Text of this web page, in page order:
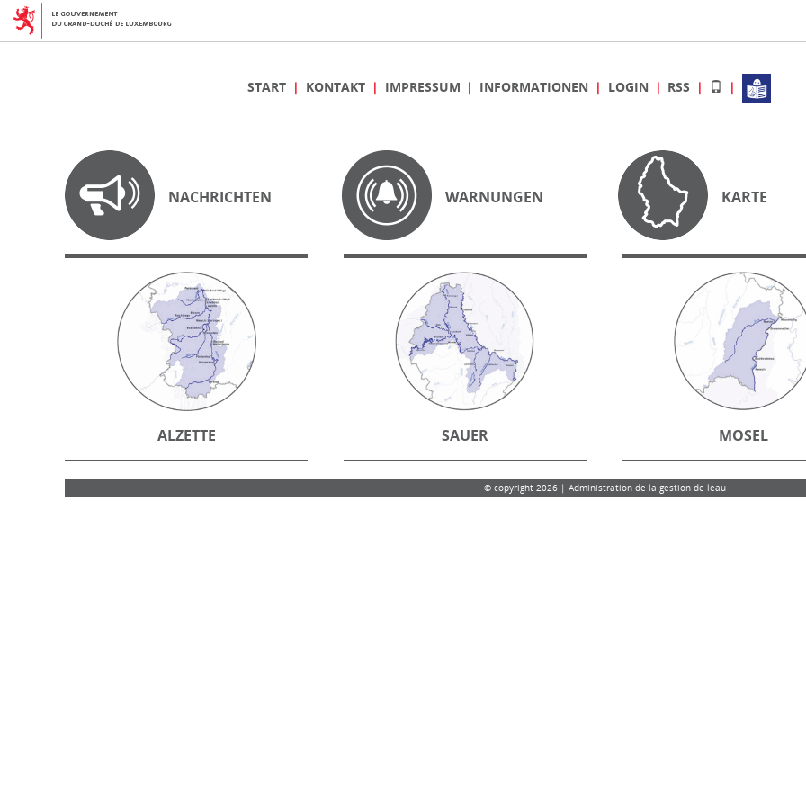
START KONTAKT IMPRESSUM INFORMATIONEN LOGIN RSS
NACHRICHTEN WARNUNGEN KARTE
ALZETTE SAUER MOSEL
© copyright 2026 | Administration de la gestion de leau